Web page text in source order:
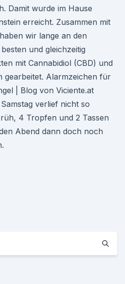
Damit wurde im Hause
erreicht. Zusammen mit
wir lange an den
und gleichzeitig
mit Cannabidiol (CBD) und
gearbeitet. Alarmzeichen für
| Blog von Viciente.at
verlief nicht so
4 Tropfen und 2 Tassen
Abend dann doch noch